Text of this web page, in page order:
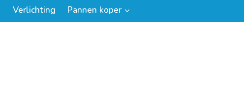
Verlichting Pannen koper